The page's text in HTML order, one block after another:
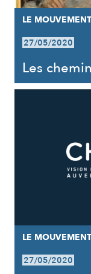
LE
27/05/2020
Les
LE
27/05/2020